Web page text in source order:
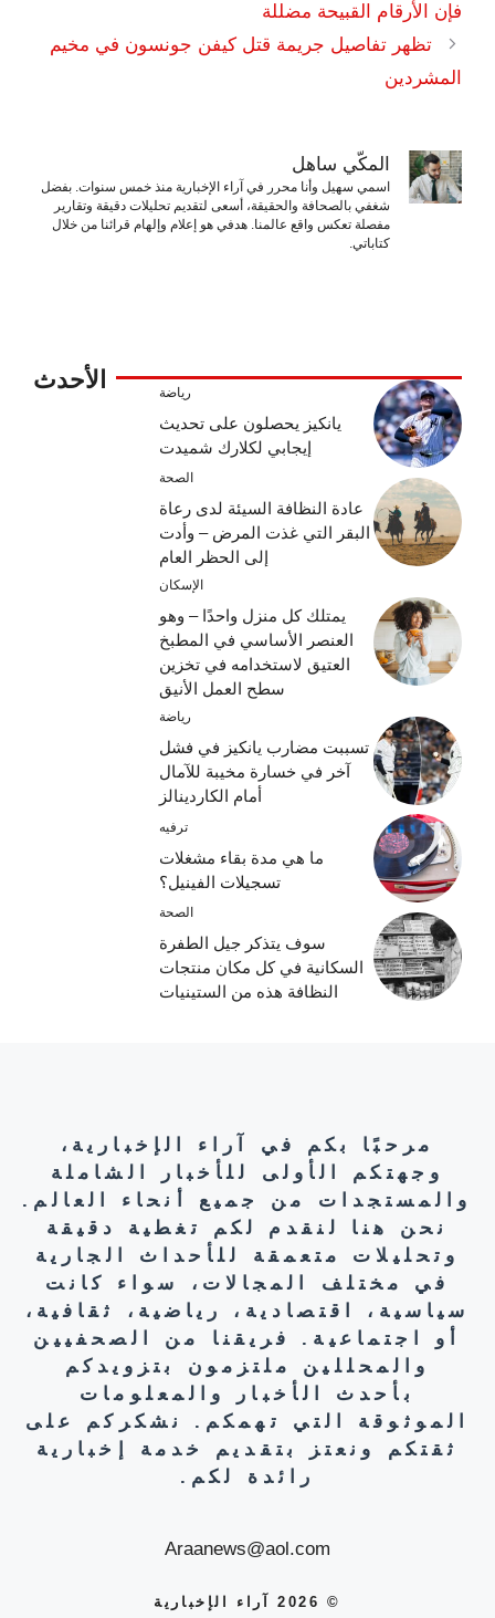
فإن الأرقام القبيحة مضللة
تظهر تفاصيل جريمة قتل كيفن جونسون في مخيم
المشردين
المكّي ساهل
اسمي سهيل وأنا محرر في آراء الإخبارية منذ خمس سنوات. بفضل
شغفي بالصحافة والحقيقة، أسعى لتقديم تحليلات دقيقة وتقارير
مفصلة تعكس واقع عالمنا. هدفي هو إعلام وإلهام قرائنا من خلال
كتاباتي.
الأحدث رياضة
يانكيز يحصلون على تحديث
إيجابي لكلارك شميدت
الصحة
عادة النظافة السيئة لدى رعاة
البقر التي غذت المرض – وأدت
إلى الحظر العام
الإسكان
يمتلك كل منزل واحدًا – وهو
العنصر الأساسي في المطبخ
العتيق لاستخدامه في تخزين
سطح العمل الأنيق
رياضة
تسببت مضارب يانكيز في فشل
آخر في خسارة مخيبة للآمال
أمام الكاردينالز
ترفيه
ما هي مدة بقاء مشغلات
تسجيلات الفينيل؟
الصحة
سوف يتذكر جيل الطفرة
السكانية في كل مكان منتجات
النظافة هذه من الستينيات
مرحبًا بكم في آراء الإخبارية،
وجهتكم الأولى للأخبار الشاملة
والمستجدات من جميع أنحاء العالم.
نحن هنا لنقدم لكم تغطية دقيقة
وتحليلات متعمقة للأحداث الجارية
في مختلف المجالات، سواء كانت
سياسية، اقتصادية، رياضية، ثقافية،
أو اجتماعية. فريقنا من الصحفيين
والمحللين ملتزمون بتزويدكم
بأحدث الأخبار والمعلومات
الموثوقة التي تهمكم. نشكركم على
ثقتكم ونعتز بتقديم خدمة إخبارية
رائدة لكم.
Araanews@aol.com
© 2026 آراء الإخبارية